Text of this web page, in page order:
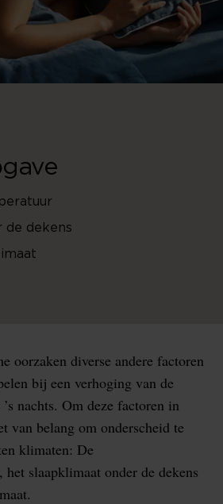
de dekens
oorzaken diverse andere factoren
bij een verhoging van de
nachts. Om deze factoren in
van belang om onderscheid te
klimaten: De
het slaapklimaat onder de dekens